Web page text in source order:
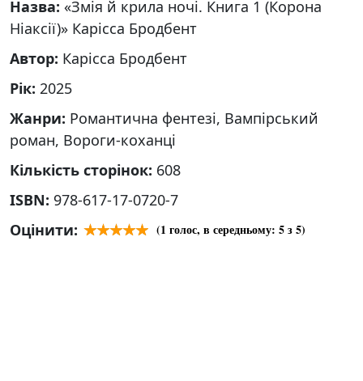
Назва: «Змія й крила ночі. Книга 1 (Корона
Ніаксії)» Карісса Бродбент
Автор: Карісса Бродбент
Рік: 2025
Жанри: Романтична фентезі, Вампірський
роман, Вороги-коханці
Кількість сторінок: 608
ISBN: 978-617-17-0720-7
Оцінити:
(1 голос, в середньому: 5з 5)